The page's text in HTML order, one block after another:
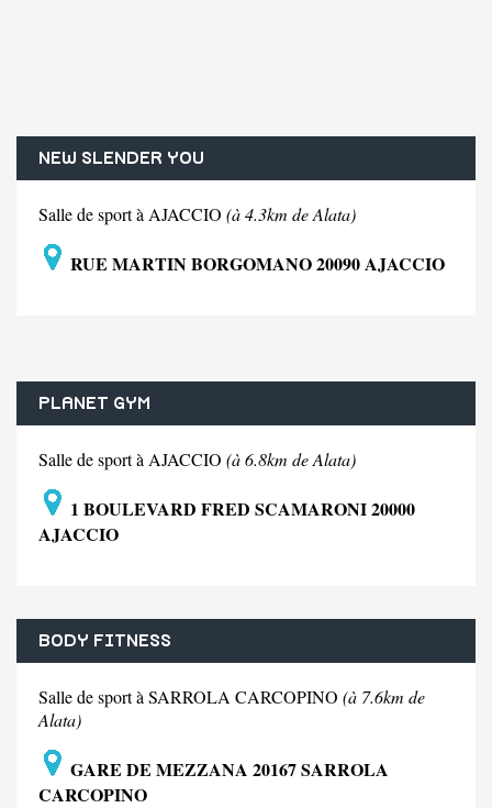
NEW SLENDER YOU
Salle de sport à AJACCIO (à 4.3km de Alata)
RUE MARTIN BORGOMANO 20090 AJACCIO
PLANET GYM
Salle de sport à AJACCIO (à 6.8km de Alata)
1 BOULEVARD FRED SCAMARONI 20000
AJACCIO
BODY FITNESS
Salle de sport à SARROLA CARCOPINO (à 7.6km de
Alata)
GARE DE MEZZANA 20167 SARROLA
CARCOPINO